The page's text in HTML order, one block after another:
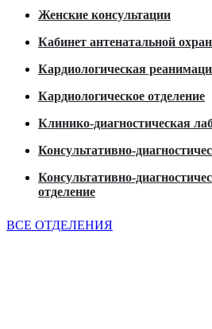
Женские консультации
Кабинет антенатальной
Кардиологическая
Кардиологическое отделение
Клинико-диагностическая
Консультативно-
Консультативно-
отделение
ВСЕ ОТДЕЛЕНИЯ